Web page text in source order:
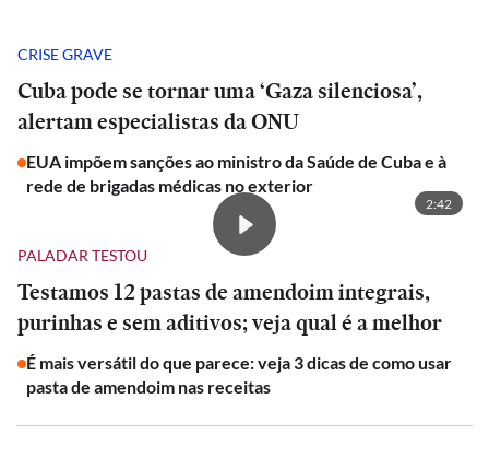
CRISE GRAVE
Cuba pode se tornar uma ‘Gaza silenciosa’,
alertam especialistas da ONU
EUA impõem sanções ao ministro da Saúde de Cuba e à
rede de brigadas médicas no exterior
2:42
PALADAR TESTOU
Testamos 12 pastas de amendoim integrais,
purinhas e sem aditivos; veja qual é a melhor
É mais versátil do que parece: veja 3 dicas de como usar
pasta de amendoim nas receitas